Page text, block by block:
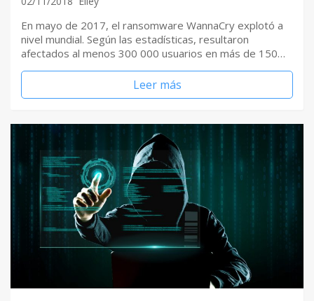
En mayo de 2017, el ransomware WannaCry explotó a
nivel mundial. Según las estadísticas, resultaron
afectados al menos 300 000 usuarios en más de 150…
Leer más